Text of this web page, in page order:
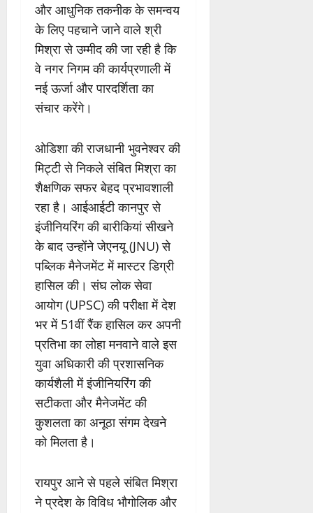
और आधुनिक तकनीक के समन्वय
के लिए पहचाने जाने वाले श्री
मिश्रा से उम्मीद की जा रही है कि
वे नगर निगम की कार्यप्रणाली में
नई ऊर्जा और पारदर्शिता का
संचार करेंगे।
ओडिशा की राजधानी भुवनेश्वर की
मिट्टी से निकले संबित मिश्रा का
शैक्षणिक सफर बेहद प्रभावशाली
रहा है। आईआईटी कानपुर से
इंजीनियरिंग की बारीकियां सीखने
के बाद उन्होंने जेएनयू (JNU) से
पब्लिक मैनेजमेंट में मास्टर डिग्री
हासिल की। संघ लोक सेवा
आयोग (UPSC) की परीक्षा में देश
भर में 51वीं रैंक हासिल कर अपनी
प्रतिभा का लोहा मनवाने वाले इस
युवा अधिकारी की प्रशासनिक
कार्यशैली में इंजीनियरिंग की
सटीकता और मैनेजमेंट की
कुशलता का अनूठा संगम देखने
को मिलता है।
रायपुर आने से पहले संबित मिश्रा
ने प्रदेश के विविध भौगोलिक और